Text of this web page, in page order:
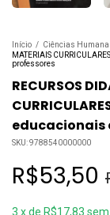
Início / Ciências
MATERIAIS
professores
RECURSOS
educacionais
SKU:9788540000000
R$53,50
3 xde R$17,83